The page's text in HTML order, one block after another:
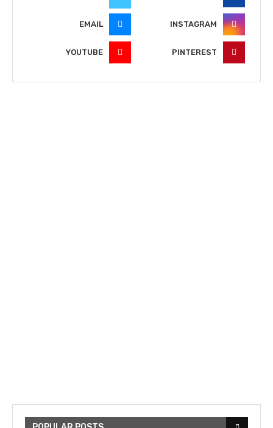
INSTAGRAM
EMAIL
PINTEREST
YOUTUBE